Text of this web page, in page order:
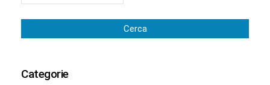
Cerca
Categorie